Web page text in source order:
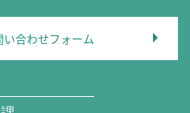
合わせフォーム